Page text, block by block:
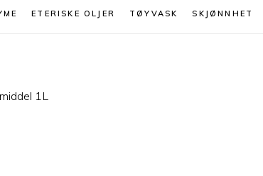
ETERISKE OLJER TØYVASK SKJØNNHET
1L